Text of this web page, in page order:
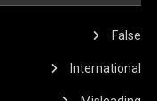
False
International